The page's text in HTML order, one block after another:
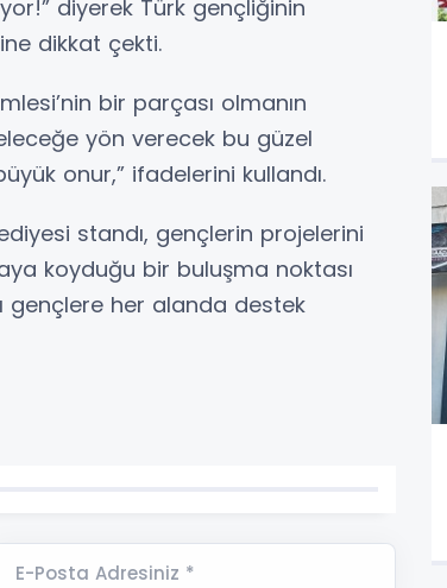
diyerek Türk gençliğinin
dikkat çekti.
bir parçası olmanın
yön verecek bu güzel
onur,” ifadelerini kullandı.
standı, gençlerin projelerini
koyduğu bir buluşma noktası
gençlere her alanda destek
E-Posta Adresiniz *